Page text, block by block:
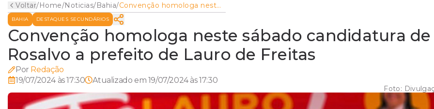
Voltar/Home/Noticias/Bahia/Convenção homologa neste
sábado candidatura de
Rosalvo a prefeito de Lauro
de Freitas
BAHIA DESTAQUES SECUNDÁRIOS
Convenção homologa neste sábado candidatura de
Rosalvo a prefeito de Lauro de Freitas
Por Redação
19/07/2024 às 17:30
Atualizado em 19/07/2024 às 17:30
Foto: